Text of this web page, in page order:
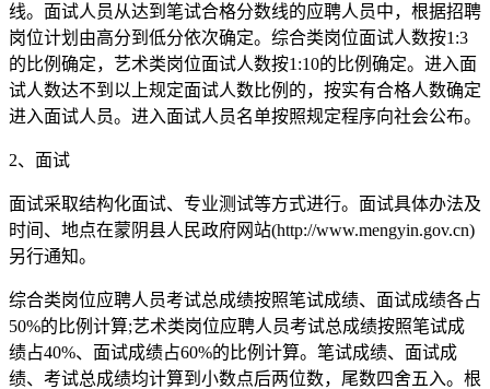
线。面试人员从达到笔试合格分数线的应聘人员中，根据招聘
岗位计划由高分到低分依次确定。综合类岗位面试人数按1:3
的比例确定，艺术类岗位面试人数按1:10的比例确定。进入面
试人数达不到以上规定面试人数比例的，按实有合格人数确定
进入面试人员。进入面试人员名单按照规定程序向社会公布。
2、面试
面试采取结构化面试、专业测试等方式进行。面试具体办法及
时间、地点在蒙阴县人民政府网站(http://www.mengyin.gov.cn)
另行通知。
综合类岗位应聘人员考试总成绩按照笔试成绩、面试成绩各占
50%的比例计算;艺术类岗位应聘人员考试总成绩按照笔试成
绩占40%、面试成绩占60%的比例计算。笔试成绩、面试成
绩、考试总成绩均计算到小数点后两位数，尾数四舍五入。根